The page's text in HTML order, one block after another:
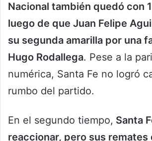
Nacional también quedó con
luego de que Juan Felipe
su segunda amarilla por una
Hugo Rodallega. Pese a la
numérica, Santa Fe no logró
rumbo del partido.
En el segundo tiempo, Santa
reaccionar, pero sus remates